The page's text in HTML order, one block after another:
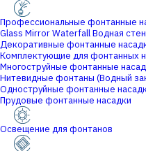
Профессиональные фонтанные
Glass Mirror Waterfall Водная
Декоративные фонтанные
Комплектующие для фонтанных
Многоструйные фонтанные
Нитевидные фонтаны (Водный
Одноструйные фонтанные
Прудовые фонтанные насадки
Освещение для фонтанов